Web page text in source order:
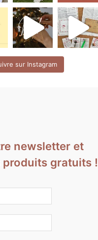
sur Instagram
newsletter et
produits gratuits !